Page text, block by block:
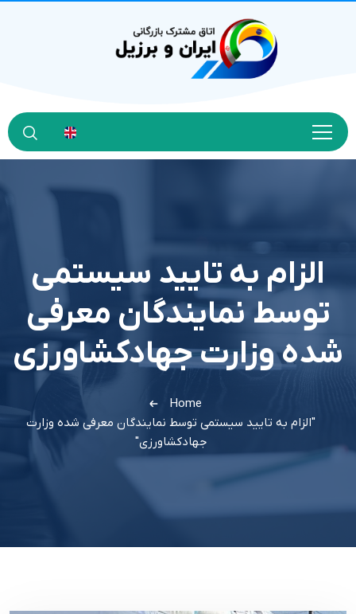
الزام به تایید سیستمی
توسط نمایندگان معرفی
شده وزارت جهادکشاورزی
Home
"الزام به تایید سیستمی توسط نمایندگان معرفی شده وزارت
جهادکشاورزی"